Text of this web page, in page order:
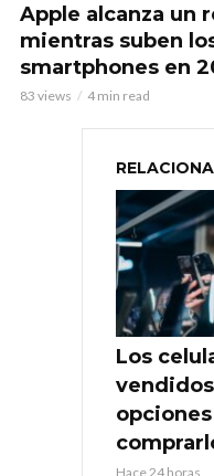
Apple alcanza un
mientras suben
smartphones en
83 views 4 min read
Los
Hace 24 horas